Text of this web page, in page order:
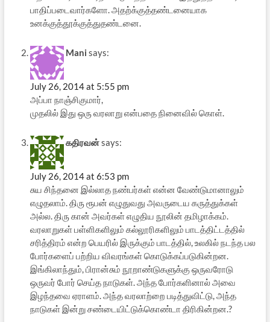
பாதிப்படைவார்களோ. அதற்க்குத்தண்டனையாக
உனக்குத்தூக்குத்துதண்டனை.
Mani says:
July 26, 2014 at 5:55 pm
அப்பா நாஞ்சிகுமார்,
முதலில் இது ஒரு வரலாறு என்பதை நினைவில் கொள்.
கதிரவன்says:
July 26, 2014 at 6:53 pm
சுய சிந்தனை இல்லாத நண்பர்கள் என்ன வேண்டுமானாலும்
எழுதலாம். திரு ரூபன் எழுதுவது அவருடைய கருத்துக்கள்
அல்ல. திரு கான் அவர்கள் எழுதிய நூலின் தமிழாக்கம்.
வரலாறுகள் பள்ளிகளிலும் கல்லூரிகளிலும் பாடத்திட்டத்தில்
சரித்திரம் என்ற பெயரில் இருக்கும் பாடத்தில், உலகில் நடந்த பல
போர்களைப் பற்றிய விவரங்கள் கொடுக்கப்படுகின்றன.
இங்கிலாந்தும், பிரான்சும் நூறாண்டுகளுக்கு ஒருவரோடு
ஒருவர் போர் செய்த நாடுகள். அந்த போர்களினால் அவை
இழந்தவை ஏராளம். அந்த வரலாற்றை படித்துவிட்டு, அந்த
நாடுகள் இன்று சண்டையிட்டுக்கொண்டா திரிகின்றன.?